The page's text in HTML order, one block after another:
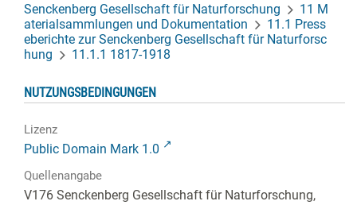
Senckenberg Gesellschaft für Naturforschung
11 M
aterialsammlungen und Dokumentation
11.1 Press
eberichte zur Senckenberg Gesellschaft für Naturforsc
hung
11.1.1 1817-1918
NUTZUNGSBEDINGUNGEN
Lizenz
Public Domain Mark 1.0
Quellenangabe
V176 Senckenberg Gesellschaft für Naturforschung,